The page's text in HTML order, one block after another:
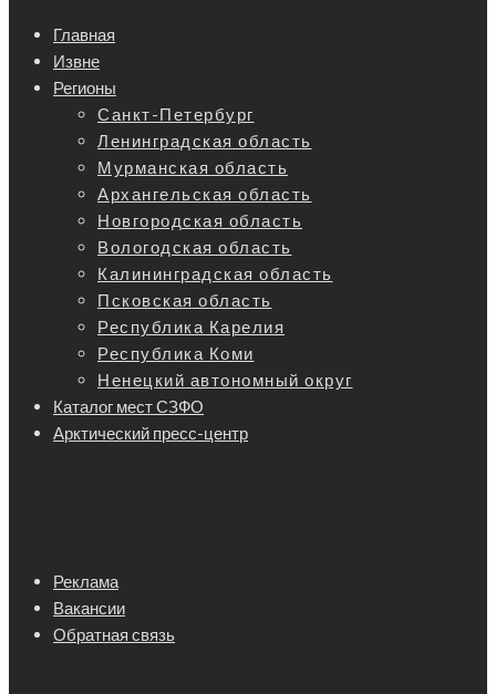
Главная
Извне
Регионы
Санкт-Петербург
Ленинградская область
Мурманская область
Архангельская область
Новгородская область
Вологодская область
Калининградская область
Псковская область
Республика Карелия
Республика Коми
Ненецкий автономный округ
Каталог мест СЗФО
Арктический пресс-центр
Реклама
Вакансии
Обратная связь